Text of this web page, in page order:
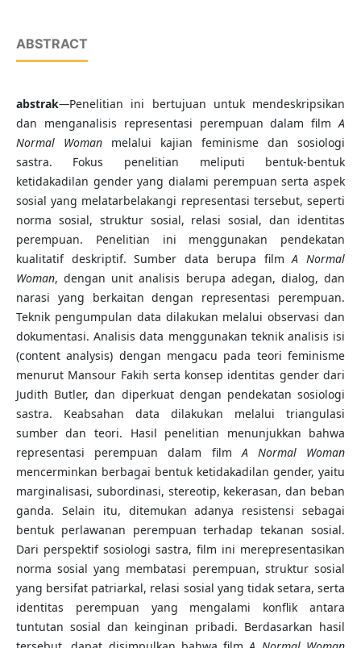
ABSTRACT
abstrak—Penelitian ini bertujuan untuk mendeskripsikan
dan menganalisis representasi perempuan dalam filmA
Normal Womanmelalui kajian feminisme dan sosiologi
sastra. Fokus penelitian meliputi bentuk-bentuk
ketidakadilan gender yang dialami perempuan serta aspek
sosial yang melatarbelakangi representasi tersebut, seperti
norma sosial, struktur sosial, relasi sosial, dan identitas
perempuan. Penelitian ini menggunakan pendekatan
kualitatif deskriptif. Sumber data berupa filmA Normal
Woman, dengan unit analisis berupa adegan, dialog, dan
narasi yang berkaitan dengan representasi perempuan.
Teknik pengumpulan data dilakukan melalui observasi dan
dokumentasi. Analisis data menggunakan teknik analisis isi
(content analysis) dengan mengacu pada teori feminisme
menurut Mansour Fakih serta konsep identitas gender dari
Judith Butler, dan diperkuat dengan pendekatan sosiologi
sastra. Keabsahan data dilakukan melalui triangulasi
sumber dan teori. Hasil penelitian menunjukkan bahwa
representasi perempuan dalam filmA Normal Woman
mencerminkan berbagai bentuk ketidakadilan gender, yaitu
marginalisasi, subordinasi, stereotip, kekerasan, dan beban
ganda. Selain itu, ditemukan adanya resistensi sebagai
bentuk perlawanan perempuan terhadap tekanan sosial.
Dari perspektif sosiologi sastra, film ini merepresentasikan
norma sosial yang membatasi perempuan, struktur sosial
yang bersifat patriarkal, relasi sosial yang tidak setara, serta
identitas perempuan yang mengalami konflik antara
tuntutan sosial dan keinginan pribadi. Berdasarkan hasil